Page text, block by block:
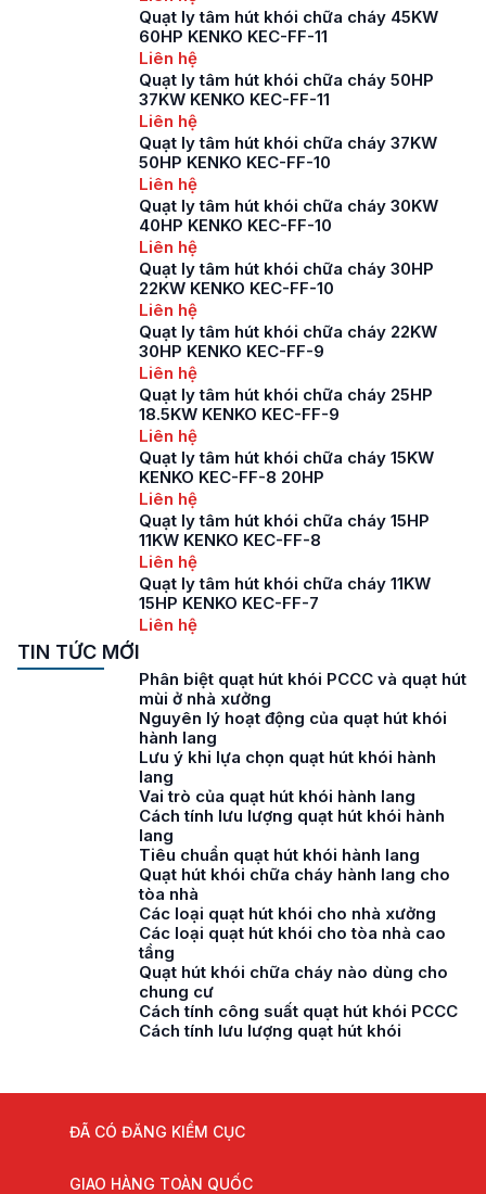
Quạt ly tâm hút khói chữa cháy 45KW
60HP KENKO KEC-FF-11
Liên hệ
Quạt ly tâm hút khói chữa cháy 50HP
37KW KENKO KEC-FF-11
Liên hệ
Quạt ly tâm hút khói chữa cháy 37KW
50HP KENKO KEC-FF-10
Liên hệ
Quạt ly tâm hút khói chữa cháy 30KW
40HP KENKO KEC-FF-10
Liên hệ
Quạt ly tâm hút khói chữa cháy 30HP
22KW KENKO KEC-FF-10
Liên hệ
Quạt ly tâm hút khói chữa cháy 22KW
30HP KENKO KEC-FF-9
Liên hệ
Quạt ly tâm hút khói chữa cháy 25HP
18.5KW KENKO KEC-FF-9
Liên hệ
Quạt ly tâm hút khói chữa cháy 15KW
KENKO KEC-FF-8 20HP
Liên hệ
Quạt ly tâm hút khói chữa cháy 15HP
11KW KENKO KEC-FF-8
Liên hệ
Quạt ly tâm hút khói chữa cháy 11KW
15HP KENKO KEC-FF-7
Liên hệ
TIN TỨC MỚI
Phân biệt quạt hút khói PCCC và quạt hút
mùi ở nhà xưởng
Nguyên lý hoạt động của quạt hút khói
hành lang
Lưu ý khi lựa chọn quạt hút khói hành
lang
Vai trò của quạt hút khói hành lang
Cách tính lưu lượng quạt hút khói hành
lang
Tiêu chuẩn quạt hút khói hành lang
Quạt hút khói chữa cháy hành lang cho
tòa nhà
Các loại quạt hút khói cho nhà xưởng
Các loại quạt hút khói cho tòa nhà cao
tầng
Quạt hút khói chữa cháy nào dùng cho
chung cư
Cách tính công suất quạt hút khói PCCC
Cách tính lưu lượng quạt hút khói
ĐÃ CÓ ĐĂNG KIỂM CỤC
GIAO HÀNG TOÀN QUỐC